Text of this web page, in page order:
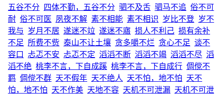
五谷不分
四体不勤，五谷不分 驷不及舌 驷马不追 俗不可
耐 俗不可医 夙夜不解 素不相能 素不相识 岁比不登 岁不
我与 岁月不居 遂迷不竝 遂迷不寤 损人不利己 损有余补
不足 所费不赀 泰山不让土壤 贪多嚼不烂 贪心不足 谈不
容口
忐忑不安 忐忑不定 滔滔不断 滔滔不竭 滔滔不尽 滔
滔不绝 桃李不言，下自成蹊 桃李不言，下自成行 倜傥不
羁 倜傥不群 天不假年 天不绝人 天不怕，地不怕 天不
怕，地不怕 天不作美 天地不容 天机不可泄漏 天机不可泄